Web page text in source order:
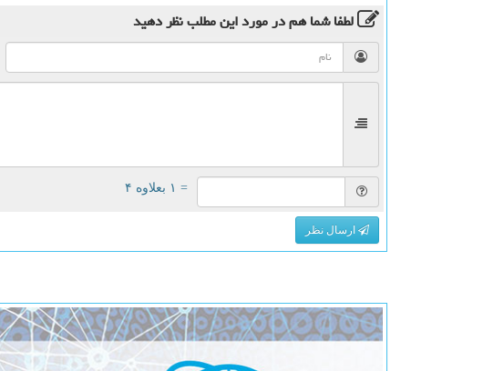
لطفا شما همدر مورد این مطلبنظر دهید
= ۱ بعلاوه ۴
ارسال نظر